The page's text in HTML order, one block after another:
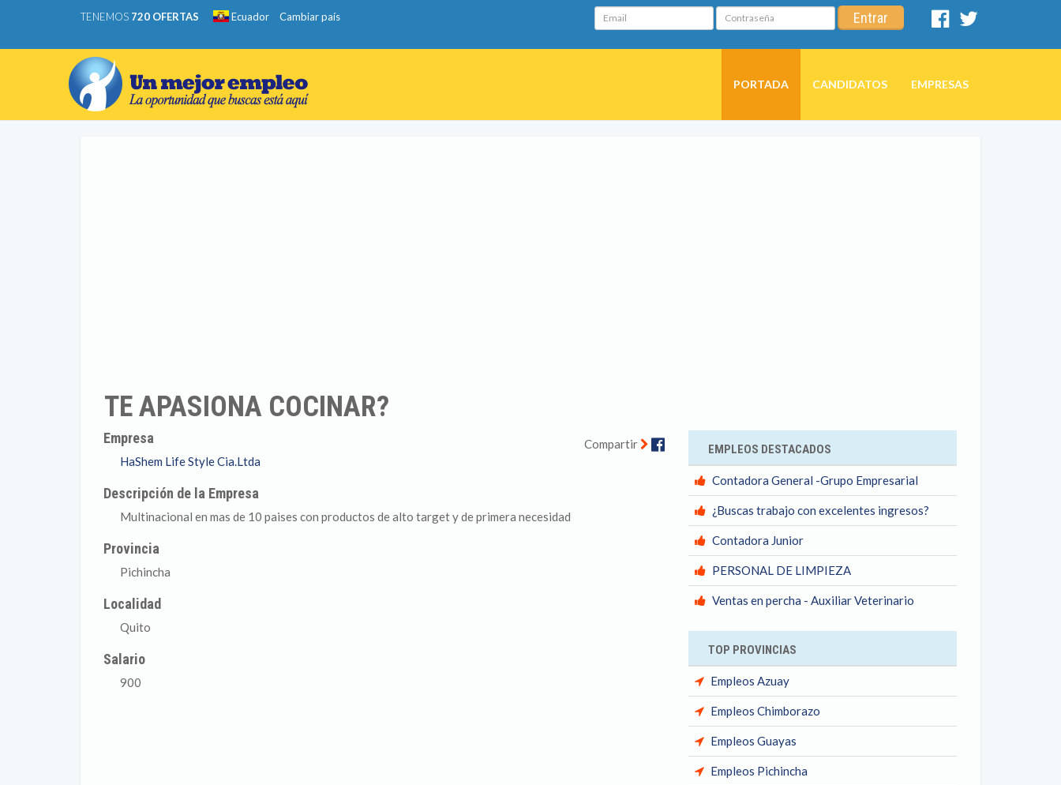
TENEMOS 720 OFERTAS Ecuador Cambiar país Email Contraseña Entrar
Facebook
PORTADA CANDIDATOS EMPRESAS
TE APASIONA COCINAR?
Compartir Facebook
Empresa
HaShem Life Style Cia.Ltda
Descripción de la Empresa
Multinacional en mas de 10 paises con productos de alto target y de primera necesidad
Provincia
Pichincha
Localidad
Quito
Salario
900
EMPLEOS DESTACADOS
Contadora General -Grupo Empresarial
¿Buscas trabajo con excelentes ingresos?
Contadora Junior
PERSONAL DE LIMPIEZA
Ventas en percha - Auxiliar Veterinario
TOP PROVINCIAS
Empleos Azuay
Empleos Chimborazo
Empleos Guayas
Empleos Pichincha